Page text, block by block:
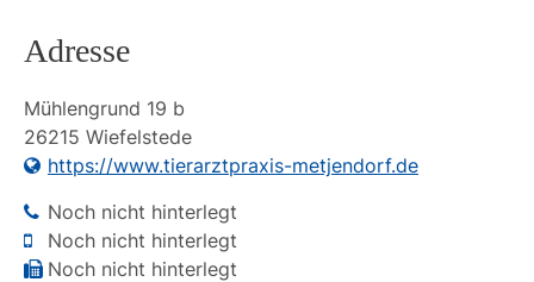
Adresse
Mühlengrund 19 b
26215 Wiefelstede
https://www.tierarztpraxis-metjendorf.de
Noch nicht hinterlegt
Noch nicht hinterlegt
Noch nicht hinterlegt